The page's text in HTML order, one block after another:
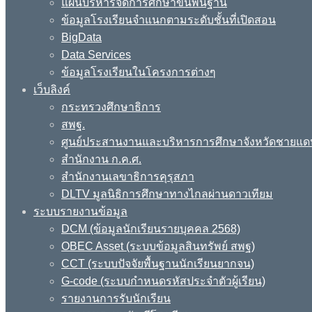
แผนบริหารจัดการศึกษาขั้นพื้นฐาน
ข้อมูลโรงเรียนจำแนกตามระดับชั้นที่เปิดสอน
BigData
Data Services
ข้อมูลโรงเรียนในโครงการต่างๆ
เว็บลิงค์
กระทรวงศึกษาธิการ
สพฐ.
ศูนย์ประสานงานและบริหารการศึกษาจังหวัดชายแ
สำนักงาน ก.ค.ศ.
สำนักงานเลขาธิการคุรุสภา
DLTV มูลนิธิการศึกษาทางไกลผ่านดาวเทียม
ระบบรายงานข้อมูล
DCM (ข้อมูลนักเรียนรายบุคคล 2568)
OBEC Asset (ระบบข้อมูลสินทรัพย์ สพฐ)
CCT (ระบบปัจจัยพื้นฐานนักเรียนยากจน)
G-code (ระบบกำหนดรหัสประจำตัวผู้เรียน)
รายงานการรับนักเรียน